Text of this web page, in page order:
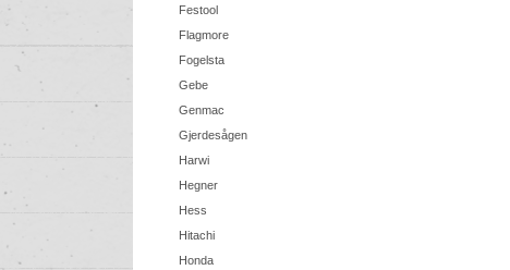
Festool
Flagmore
Fogelsta
Gebe
Genmac
Gjerdesågen
Harwi
Hegner
Hess
Hitachi
Honda